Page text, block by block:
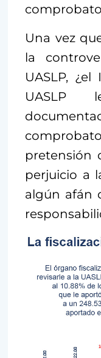
Una vez
la
UASLP,
UASLP
pretensión
perjuicio a
algún afán